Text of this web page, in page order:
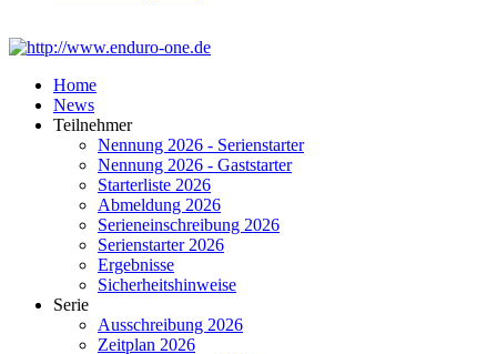
Home
News
Teilnehmer
Nennung 2026 - Serienstarter
Nennung 2026 - Gaststarter
Starterliste 2026
Abmeldung 2026
Serieneinschreibung 2026
Serienstarter 2026
Ergebnisse
Sicherheitshinweise
Serie
Ausschreibung 2026
Zeitplan 2026